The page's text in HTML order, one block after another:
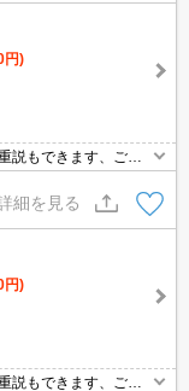
円)
説もできます、ご相
ください。【03-539
細を見る
円)
説もできます、ご相